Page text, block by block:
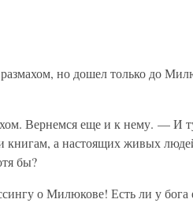
но дошел только до
Вернемся еще и к нему. — И
книгам, а настоящих живых
бы?
о Милюкове! Есть ли у бога